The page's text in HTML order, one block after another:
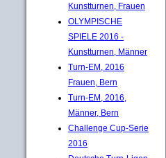
Kunstturnen, Frauen
OLYMPISCHE
SPIELE 2016 -
Kunstturnen, Männer
Turn-EM, 2016
Frauen, Bern
Turn-EM, 2016,
Männer, Bern
Challenge Cup-Serie
2016